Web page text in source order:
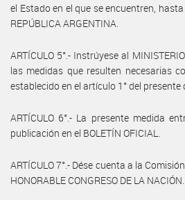
el Estado en el que se encuentren,
REPÚBLICA ARGENTINA.
ARTÍCULO 5°.- Instrúyese al
las medidas que resulten necesarias
establecido en el artículo 1° del presente
ARTÍCULO 6°.- La presente medida
publicación en el BOLETÍN OFICIAL.
ARTÍCULO 7°.- Dése cuenta a la
HONORABLE CONGRESO DE LA NACIÓN.